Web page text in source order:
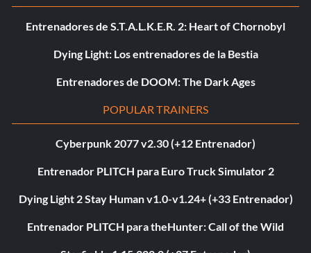
Entrenadores de S.T.A.L.K.E.R. 2: Heart of Chornobyl
Dying Light: Los entrenadores de la Bestia
Entrenadores de DOOM: The Dark Ages
POPULAR TRAINERS
Cyberpunk 2077 v2.30 (+12 Entrenador)
Entrenador PLITCH para Euro Truck Simulator 2
Dying Light 2 Stay Human v1.0-v1.24+ (+33 Entrenador)
Entrenador PLITCH para theHunter: Call of the Wild